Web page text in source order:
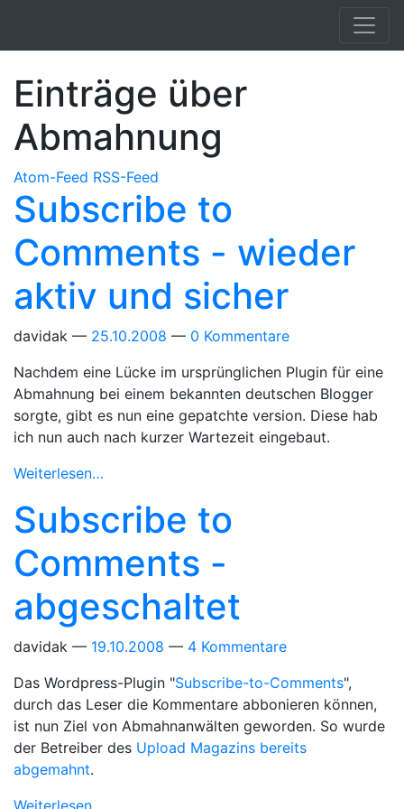
Einträge über
Abmahnung
Atom-Feed RSS-Feed
Subscribe to
Comments - wieder
aktiv und sicher
davidak 25.10.2008
0 Kommentare
Nachdem eine Lücke im ursprünglichen Plugin für eine
Abmahnung bei einem bekannten deutschen Blogger
sorgte, gibt es nun eine gepatchte version. Diese hab
ich nun auch nach kurzer Wartezeit eingebaut.
Weiterlesen…
Subscribe to
Comments -
abgeschaltet
davidak 19.10.2008
4 Kommentare
Das Wordpress-Plugin "Subscribe-to-Comments",
durch das Leser die Kommentare abbonieren können,
ist nun Ziel von Abmahnanwälten geworden. So wurde
der Betreiber des Upload Magazins bereits
abgemahnt.
Weiterlesen…